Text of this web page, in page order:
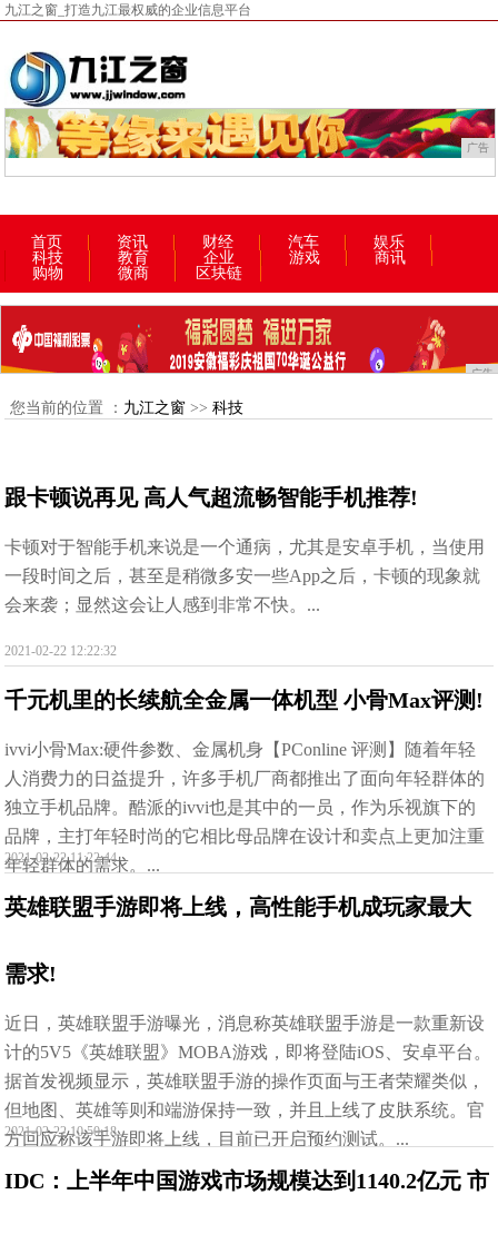
九江之窗_打造九江最权威的企业信息平台
广告
首页 资讯 财经 汽车
娱乐
科技
教育 企业 游戏
商讯
购物
微商 区块链
广告
您当前的位置 ： 九江之窗>> 科技
跟卡顿说再见 高人气超流畅智能手机推荐!
卡顿对于智能手机来说是一个通病，尤其是安卓手机，当使用
一段时间之后，甚至是稍微多安一些App之后，卡顿的现象就
会来袭；显然这会让人感到非常不快。...
2021-02-22 12:22:32
千元机里的长续航全金属一体机型 小骨Max评测!
ivvi小骨Max:硬件参数、金属机身【PConline 评测】随着年轻
人消费力的日益提升，许多手机厂商都推出了面向年轻群体的
独立手机品牌。酷派的ivvi也是其中的一员，作为乐视旗下的
品牌，主打年轻时尚的它相比母品牌在设计和卖点上更加注重
年轻群体的需求。...
2021-02-22 11:22:44
英雄联盟手游即将上线，高性能手机成玩家最大
需求!
近日，英雄联盟手游曝光，消息称英雄联盟手游是一款重新设
计的5V5《英雄联盟》MOBA游戏，即将登陆iOS、安卓平台。
据首发视频显示，英雄联盟手游的操作页面与王者荣耀类似，
但地图、英雄等则和端游保持一致，并且上线了皮肤系统。官
方回应称该手游即将上线，目前已开启预约测试。...
2021-02-22 10:50:18
IDC：上半年中国游戏市场规模达到1140.2亿元 市